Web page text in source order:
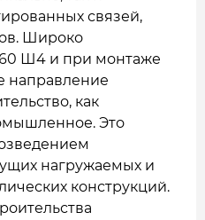
связей,
Широко
Ш4 и при монтаже
направление
как
Это
нагружаемых и
конструкций.